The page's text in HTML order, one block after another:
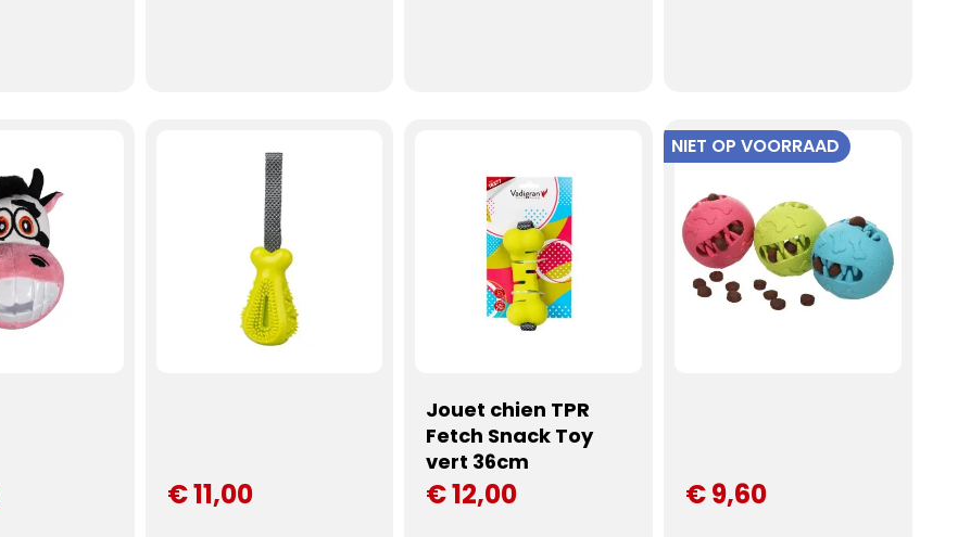
€ 11,00
Jouet chien TPR
Fetch Snack Toy
vert 36cm
€ 12,00
NIET OP VOORRAAD
€ 9,60